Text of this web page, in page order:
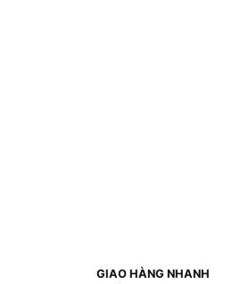
GIAO HÀNG NHANH